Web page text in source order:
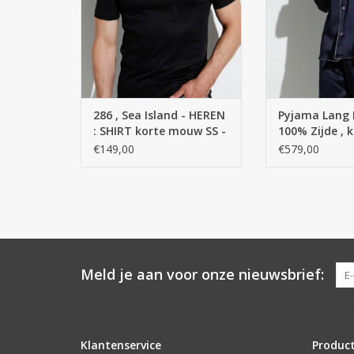
286 , Sea Island - HEREN
: SHIRT korte mouw SS -
100 % Katoen
€149,00
gladde zijden
van de dag
momenten van
Met zijn
dit materiaal
TOEVOEGEN AAN
Pyjama Lang
100% Zijde ,
€579,00
Meld je aan voor onze nieuwsbrief:
Klantenservice